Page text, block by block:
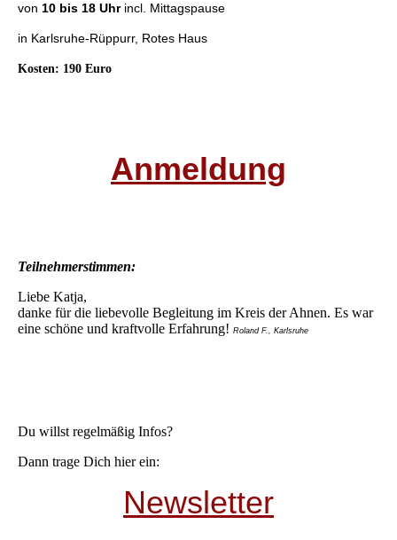
von 10 bis 18 Uhr incl. Mittagspause
in Karlsruhe-Rüppurr, Rotes Haus
Kosten: 190 Euro
Anmeldung
Teilnehmerstimmen:
Liebe Katja,
danke für die liebevolle Begleitung im Kreis der Ahnen. Es war
eine schöne und kraftvolle Erfahrung! Roland F., Karlsruhe
Du willst regelmäßig Infos?
Dann trage Dich hier ein:
Newsletter